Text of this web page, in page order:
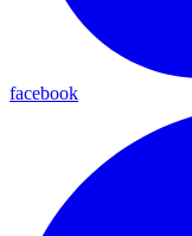
facebook